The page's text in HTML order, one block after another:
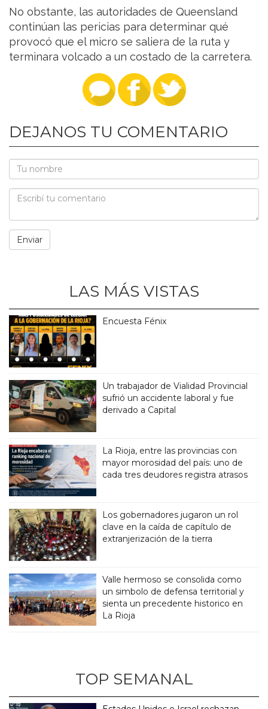
No obstante, las autoridades de Queensland
continúan las pericias para determinar qué
provocó que el micro se saliera de la ruta y
terminara volcado a un costado de la carretera.
DEJANOS TU COMENTARIO
LAS MÁS VISTAS
Encuesta Fénix
Un trabajador de Vialidad Provincial
sufrió un accidente laboral y fue
derivado a Capital
La Rioja, entre las provincias con
mayor morosidad del país: uno de
cada tres deudores registra atrasos
Los gobernadores jugaron un rol
clave en la caída de capítulo de
extranjerización de la tierra
Valle hermoso se consolida como
un simbolo de defensa territorial y
sienta un precedente historico en
La Rioja
TOP SEMANAL